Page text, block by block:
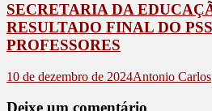
SECRETARIA DA
RESULTADO FINAL DO
PROFESSORES
10 de dezembro de 2024Antonio Carlos